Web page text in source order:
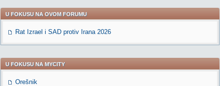
U FOKUSU NA OVOM FORUMU
Rat Izrael i SAD protiv Irana 2026
U FOKUSU NA MYCITY
Orešnik